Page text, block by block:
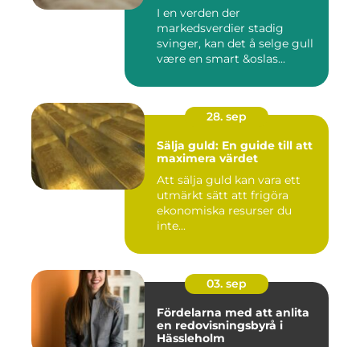
I en verden der
markedsverdier stadig
svinger, kan det å selge gull
være en smart &oslas...
28. sep
Sälja guld: En guide till att
maximera värdet
Att sälja guld kan vara ett
utmärkt sätt att frigöra
ekonomiska resurser du
inte...
03. sep
Fördelarna med att anlita
en redovisningsbyrå i
Hässleholm